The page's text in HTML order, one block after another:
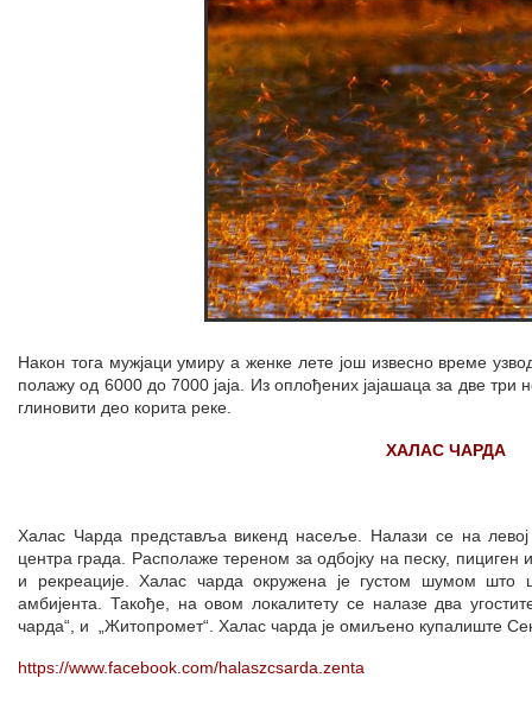
Након тога мужјаци умиру а женке лете још извесно време
полажу од 6000 до 7000 јаја. Из оплођених јајашаца за две три
глиновити део корита реке.
ХАЛАС ЧАРДА
Халас Чарда представља викенд насеље. Налази се на
центра града. Располаже тереном за одбојку на песку,
и рекреације. Халас чарда окружена је густом шумом што
амбијента. Такође, на овом локалитету се налазе два
чарда“, и „Житопромет“. Халас чарда је омиљено купалиште
https://www.facebook.com/halaszcsarda.zenta